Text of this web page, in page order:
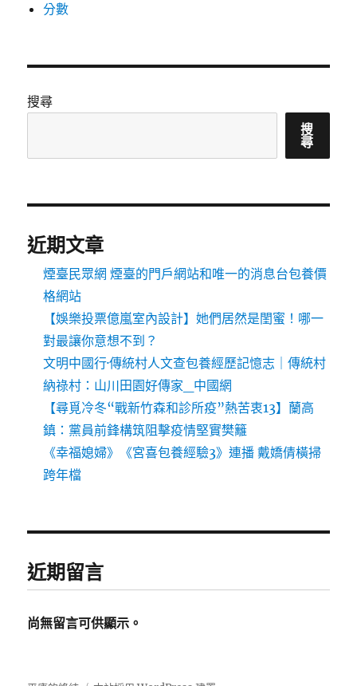
分數
搜尋
搜
尋
近期文章
煙臺民眾網 煙臺的門戶網站和唯一的消息台包養價
格網站
【娛樂投票億嵐室內設計】她們居然是閨蜜！哪一
對最讓你意想不到？
文明中國行·傳統村人文查包養經歷記憶志｜傳統村
納祿村：山川田園好傳家_中國網
【尋覓冷冬“戰新竹森和診所疫”熱苦衷13】蘭高
鎮：黨員前鋒構筑阻擊疫情堅實樊籬
《幸福媳婦》《宮喜包養經驗3》連播 戴嬌倩橫掃
跨年檔
近期留言
尚無留言可供顯示。